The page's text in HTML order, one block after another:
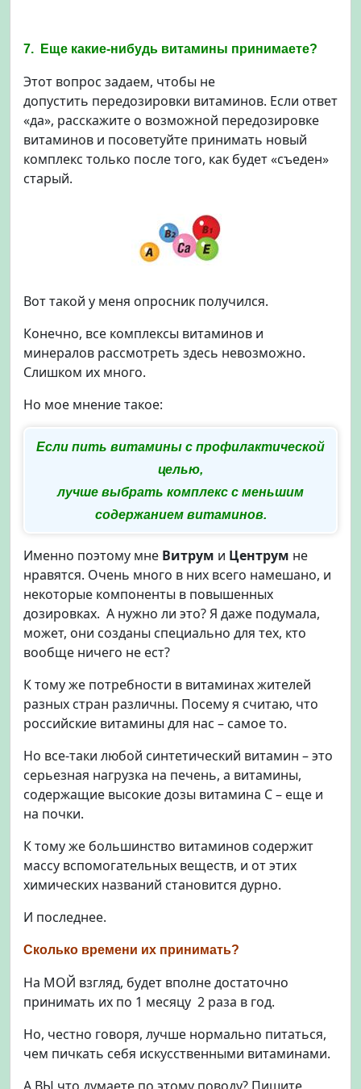
7. Еще какие-нибудь витамины принимаете?
Этот вопрос задаем, чтобы не
допустить передозировки витаминов. Если ответ
«да», расскажите о возможной передозировке
витаминов и посоветуйте принимать новый
комплекс только после того, как будет «съеден»
старый.
Вот такой у меня опросник получился.
Конечно, все комплексы витаминов и
минералов рассмотреть здесь невозможно.
Слишком их много.
Но мое мнение такое:
Если пить витамины с профилактической
целью,
лучше выбрать комплекс с меньшим
содержанием витаминов.
Именно поэтому мне Витрум и Центрум не
нравятся. Очень много в них всего намешано, и
некоторые компоненты в повышенных
дозировках. А нужно ли это? Я даже подумала,
может, они созданы специально для тех, кто
вообще ничего не ест?
К тому же потребности в витаминах жителей
разных стран различны. Посему я считаю, что
российские витамины для нас – самое то.
Но все-таки любой синтетический витамин – это
серьезная нагрузка на печень, а витамины,
содержащие высокие дозы витамина С – еще и
на почки.
К тому же большинство витаминов содержит
массу вспомогательных веществ, и от этих
химических названий становится дурно.
И последнее.
Сколько времени их принимать?
На МОЙ взгляд, будет вполне достаточно
принимать их по 1 месяцу 2 раза в год.
Но, честно говоря, лучше нормально питаться,
чем пичкать себя искусственными витаминами.